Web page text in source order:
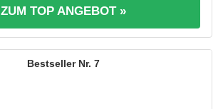
ZUM TOP ANGEBOT »
7